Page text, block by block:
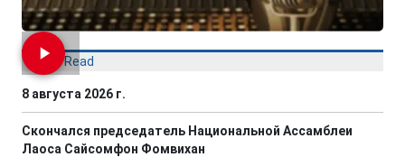
Most Read
8 августа 2026 г.
Скончался председатель Национальной Ассамблеи
Лаоса Сайсомфон Фомвихан